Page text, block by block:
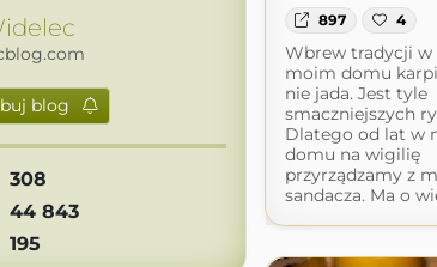
blog
308
44 843
195
897 4
Wbrew tradycji w
moim domu
nie jada. Jest tyle
smaczniejszych
Dlatego od lat w
domu na wigilię
przyrządzamy z
sandacza. Ma o